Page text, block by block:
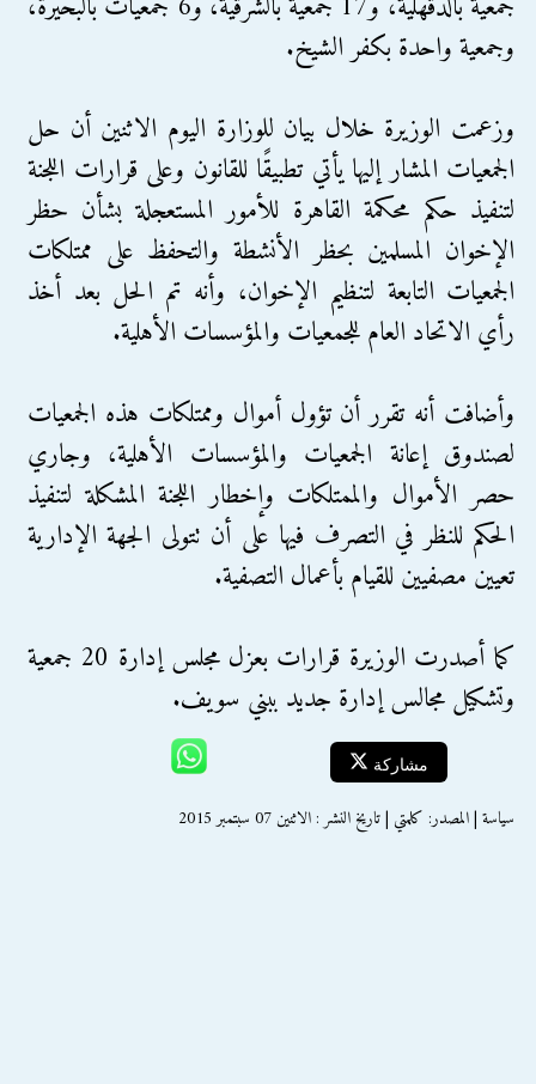
وجمعية واحدة بكفر الشيخ.
وزعمت الوزيرة خلال بيان للوزارة اليوم الاثنين أن حل
الجمعيات المشار إليها يأتي تطبيقًا للقانون وعلى قرارات اللجنة
لتنفيذ حكم محكمة القاهرة للأمور المستعجلة بشأن حظر
الإخوان المسلمين بحظر الأنشطة والتحفظ على ممتلكات
الجمعيات التابعة لتنظيم الإخوان، وأنه تم الحل بعد أخذ
رأي الاتحاد العام للجمعيات والمؤسسات الأهلية.
وأضافت أنه تقرر أن تؤول أموال وممتلكات هذه الجمعيات
لصندوق إعانة الجمعيات والمؤسسات الأهلية، وجاري
حصر الأموال والممتلكات وإخطار اللجنة المشكلة لتنفيذ
الحكم للنظر في التصرف فيها على أن تتولى الجهة الإدارية
تعيين مصفيين للقيام بأعمال التصفية.
كما أصدرت الوزيرة قرارات بعزل مجلس إدارة 20 جمعية
وتشكيل مجالس إدارة جديد ببني سويف.
مشاركة
سياسة | المصدر: كلمتي | تاريخ النشر : الاثنين 07 سبتمبر 2015